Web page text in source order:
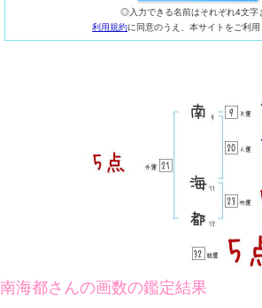
◎入力できる名前はそれぞれ4文字
利用規約に同意のうえ、本サイトをご利用
南海都さんの画数の鑑定結果